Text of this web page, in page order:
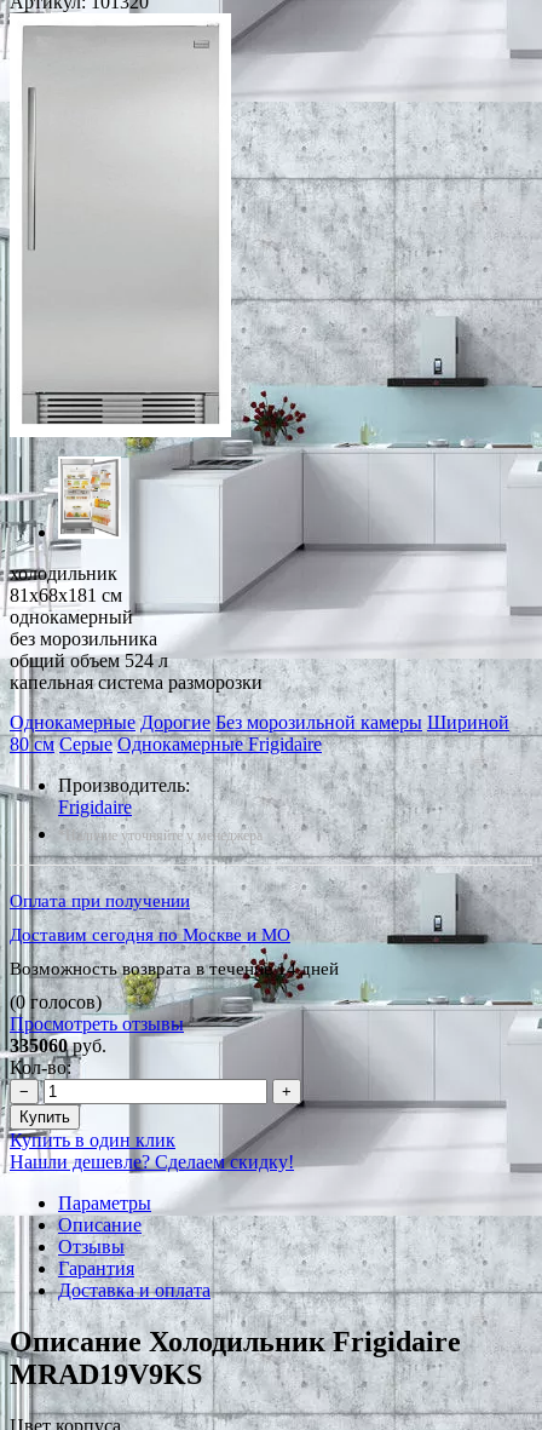
холодильник
81x68x181 см
однокамерный
без морозильника
общий объем 524 л
капельная система разморозки
Однокамерные Дорогие Без морозильной камеры Шириной
80 см Серые Однокамерные Frigidaire
Производитель:
Frigidaire
*Наличие уточняйте у менеджера
Оплата при получении
Доставим сегодня по Москве и МО
Возможность возврата в течение 14 дней
(0 голосов)
Просмотреть отзывы
335060руб.
Кол-во:
−
+
Купить
Купить в один клик
Нашли дешевле? Сделаем скидку!
Параметры
Описание
Отзывы
Гарантия
Доставка и оплата
Описание Холодильник Frigidaire
MRAD19V9KS
Цвет корпуса